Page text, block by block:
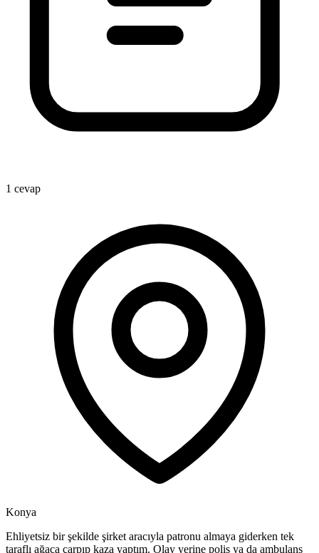
1 cevap
Konya
Ehliyetsiz bir şekilde şirket aracıyla patronu almaya giderken tek
taraflı ağaca çarpıp kaza yaptım. Olay yerine polis ya da ambulans